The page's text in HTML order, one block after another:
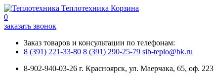
Теплотехника Корзина
0
заказать звонок
Заказ товаров и консультации по телефонам:
8 (391) 221-33-80 8 (391) 290-25-79 sib-teplo@bk.ru
8-902-940-03-26 г. Красноярск, ул. Маерчака, 65, оф. 223